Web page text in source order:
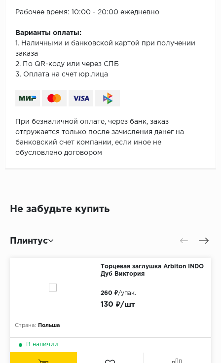
Рабочее время: 10:00 - 20:00 ежедневно
Варианты оплаты:
1. Наличными и банковской картой при получении
заказа
2. По QR-коду или через СПБ
3. Оплата на счет юр.лица
При безналичной оплате, через банк, заказ
отгружается только после зачисления денег на
банковский счет компании, если иное не
обусловлено договором
Не забудьте купить
Плинтус
Торцевая заглушка Arbiton INDO
Дуб Виктория
Страна: Польша
130 ₽/шт
260 ₽/упак.
В наличии